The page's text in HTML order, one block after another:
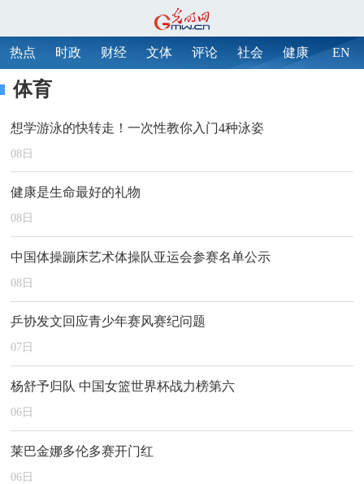
热点 时政 财经 文体 评论 社会 健康 EN
体育
想学游泳的快转走！一次性教你入门4种泳姿
08日
健康是生命最好的礼物
08日
中国体操蹦床艺术体操队亚运会参赛名单公示
08日
乒协发文回应青少年赛风赛纪问题
07日
杨舒予归队 中国女篮世界杯战力榜第六
06日
莱巴金娜多伦多赛开门红
06日